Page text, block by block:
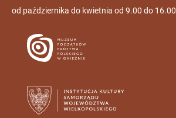
od października do kwietnia od 9.00 do 16.00